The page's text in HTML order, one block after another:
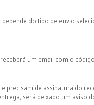
do tipo de envio
um email com o
precisam de assinatura do
será deixado um aviso